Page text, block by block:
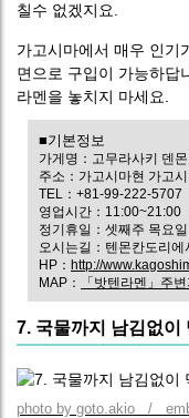
칠수 없겠지요.
가고시마에서 매우 인기
면으로 구입이 가능하답
라멘을 놓치지 마세요.
■기본정보
가게명：고무라사키 덴몬
주소：가고시마현 가고
TEL：+81-99-222-5707
영업시간：11:00~21:00
정기휴일：셋째주 목요일
오시는길：텐몬칸도리에
HP： http://
MAP：
「밧텐라멘」주
7. 국물까지 남김없이
photo by goto.akio /